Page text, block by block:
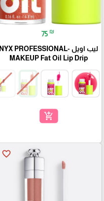
75 ₪
ليب اويل -NYX PROFESSIONAL
MAKEUP Fat Oil Lip Drip
add_shopping_cart
favorite_border